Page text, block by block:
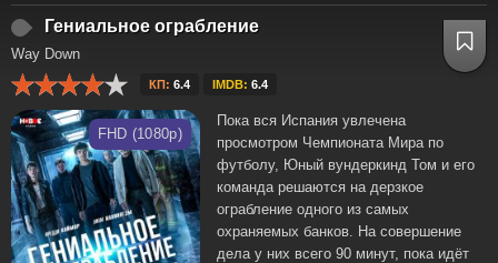
Гениальное ограбление
Way Down
КП: 6.4 IMDB: 6.4
FHD (1080p)
Пока вся Испания увлечена
просмотром Чемпионата Мира по
футболу, Юный вундеркинд Том и его
команда решаются на дерзкое
ограбление одного из самых
охраняемых банков. На совершение
дела у них всего 90 минут, пока идёт